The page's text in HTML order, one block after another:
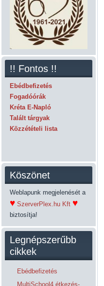
!! Fontos !!
Ebédbefizetés
Fogadóórák
Kréta E-Napló
Talált tárgyak
Közzétételi lista
Köszönet
Weblapunk megjelenését a
♥ SzerverPlex.hu Kft ♥
biztosítja!
Legnépszerűbb
cikkek
Ebédbefizetés
MultiSchool4 étkezés-